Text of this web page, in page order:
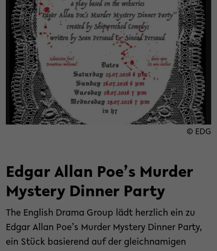
© EDG
Edgar Allan Poe’s Murder
Mystery Dinner Party
The English Drama Group lädt herzlich ein zu
Edgar Allan Poe’s Murder Mystery Dinner Party,
ein Stück basierend auf der gleichnamigen